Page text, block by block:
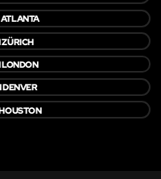
ZÜRICH
LONDON
DENVER